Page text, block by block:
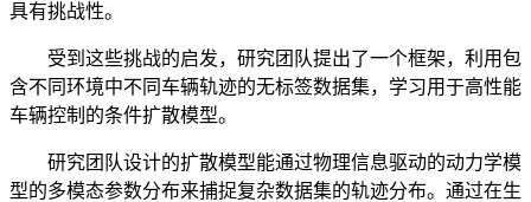
具有挑战性。
受到这些挑战的启发，研究团队提出了一个框架，利用包
含不同环境中不同车辆轨迹的无标签数据集，学习用于高性能
车辆控制的条件扩散模型。
研究团队设计的扩散模型能通过物理信息驱动的动力学模
型的多模态参数分布来捕捉复杂数据集的轨迹分布。通过在生